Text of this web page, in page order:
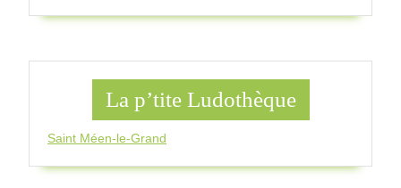
La p’tite Ludothèque
Saint Méen-le-Grand